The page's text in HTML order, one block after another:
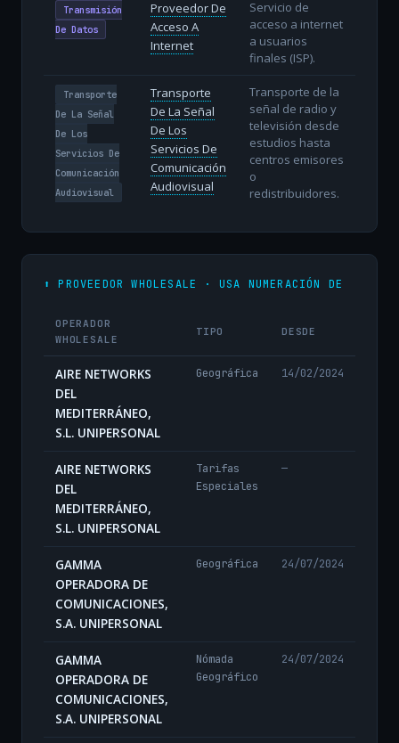
Transmisión
De Datos
Proveedor De
Acceso A
Internet
Servicio de
acceso a internet
a usuarios
finales (ISP).
Transporte
De La Señal
De Los
Servicios De
Comunicación
Audiovisual
Transporte
De La Señal
De Los
Servicios De
Comunicación
Audiovisual
Transporte de la
señal de radio y
televisión desde
estudios hasta
centros emisores
o
redistribuidores.
⬆️ PROVEEDOR WHOLESALE · USA NUMERACIÓN DE
OPERADOR
WHOLESALE
TIPO DESDE
AIRE NETWORKS
DEL
MEDITERRÁNEO,
S.L. UNIPERSONAL
Geográfica 14/02/2024
AIRE NETWORKS
DEL
MEDITERRÁNEO,
S.L. UNIPERSONAL
Tarifas
Especiales
—
GAMMA
OPERADORA DE
COMUNICACIONES,
S.A. UNIPERSONAL
Geográfica 24/07/2024
GAMMA
OPERADORA DE
COMUNICACIONES,
S.A. UNIPERSONAL
Nómada
Geográfico
24/07/2024